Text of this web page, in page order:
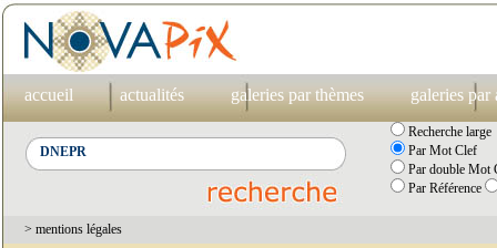
accueil actualités galeries par thèmes galeries par
Recherche large
Par Mot Clef
Par double Mot
Par Référence
> mentions légales